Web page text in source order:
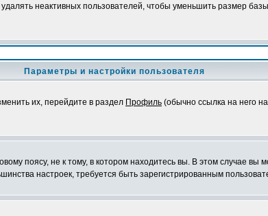
неактивных пользователей, чтобы уменьшить размер
Параметры и настройки пользователя
их, перейдите в раздел Профиль (обычно ссылка на него
поясу, не к тому, в котором находитесь вы. В этом случае вы
настроек, требуется быть зарегистрированным